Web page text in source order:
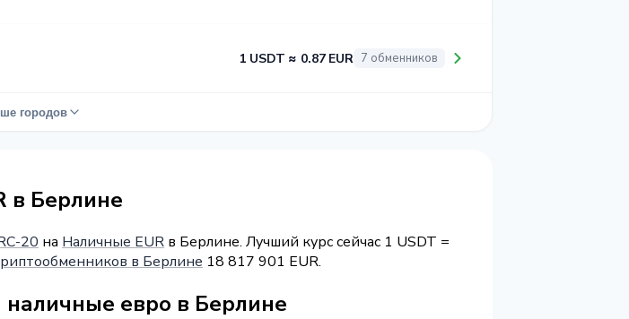
1 USDT ≈ 0.87 EUR 7 обменников
городов
в Берлине
20 на Наличные EUR в Берлине. Лучший курс сейчас 1 USDT =
в Берлине 18 817 901 EUR.
наличные евро в Берлине